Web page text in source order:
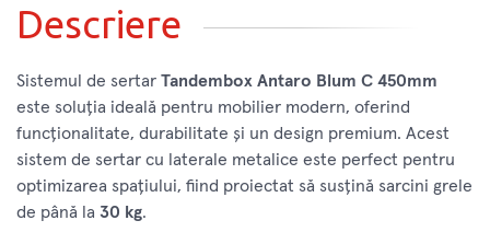
Descriere
Sistemul de sertar Tandembox Antaro Blum C 450mm
este soluția ideală pentru mobilier modern, oferind
funcționalitate, durabilitate și un design premium. Acest
sistem de sertar cu laterale metalice este perfect pentru
optimizarea spațiului, fiind proiectat să susțină sarcini grele
de până la 30 kg.